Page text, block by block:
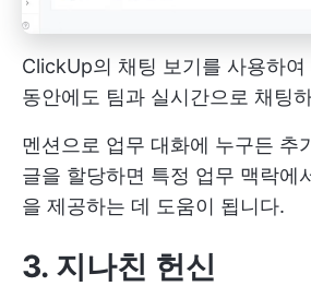
ClickUp의 채팅 보기를 사용하
동안에도 팀과 실시간으로 채팅
멘션으로 업무 대화에 누구든 추
글을 할당하면 특정 업무 맥락에
을 제공하는 데 도움이 됩니다.
3. 지나친 헌신